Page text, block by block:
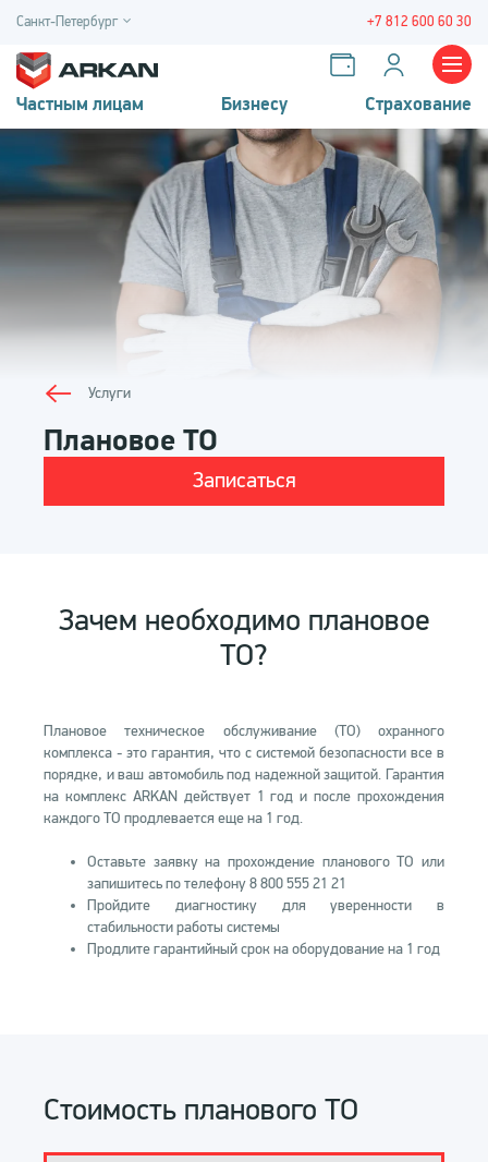
Санкт-Петербург +7 812 600 60 30
Частным лицам Бизнесу Страхование
Услуги
Плановое ТО
Записаться
Зачем необходимо плановое
ТО?
Плановое техническое обслуживание (ТО) охранного
комплекса - это гарантия, что с системой безопасности все в
порядке, и ваш автомобиль под надежной защитой. Гарантия
на комплекс ARKAN действует 1 год и после прохождения
каждого ТО продлевается еще на 1 год.
Оставьте заявку на прохождение планового ТО или
запишитесь по телефону 8 800 555 21 21
Пройдите диагностику для уверенности в
стабильности работы системы
Продлите гарантийный срок на оборудование на 1 год
Стоимость планового ТО